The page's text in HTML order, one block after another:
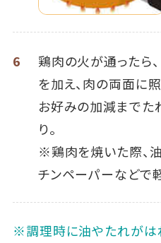
6 鶏肉の火が通ったら、
を加え、肉の両面に
お好みの加減までた
り。
※鶏肉を焼いた際、
チンペーパーなどで
※調理時に油やたれがは